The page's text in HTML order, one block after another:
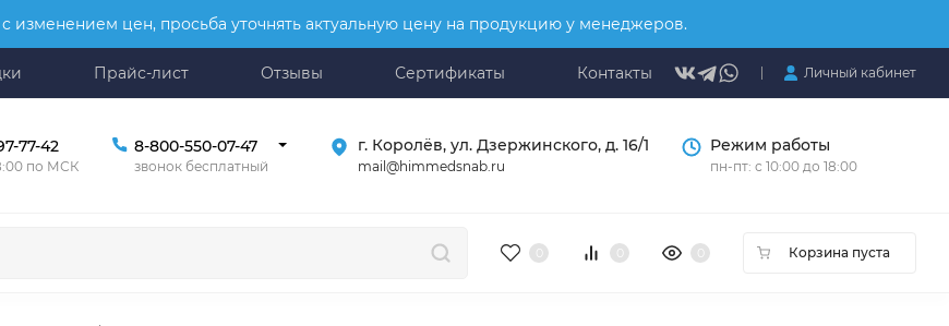
изменением цен, просьба уточнять актуальную цену на продукцию у менеджеров.
Прайс-лист Отзывы Сертификаты Контакты Личный кабинет
77-42
по МСК
8-800-550-07-47
звонок бесплатный
г. Королёв, ул. Дзержинского, д. 16/1
mail@himmedsnab.ru
Режим работы
пн-пт: с 10:00 до 18:00
Корзина пуста